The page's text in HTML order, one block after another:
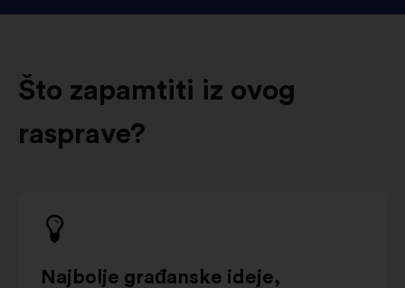
Što zapamtiti iz ovog
rasprave?
Najbolje građanske ideje,